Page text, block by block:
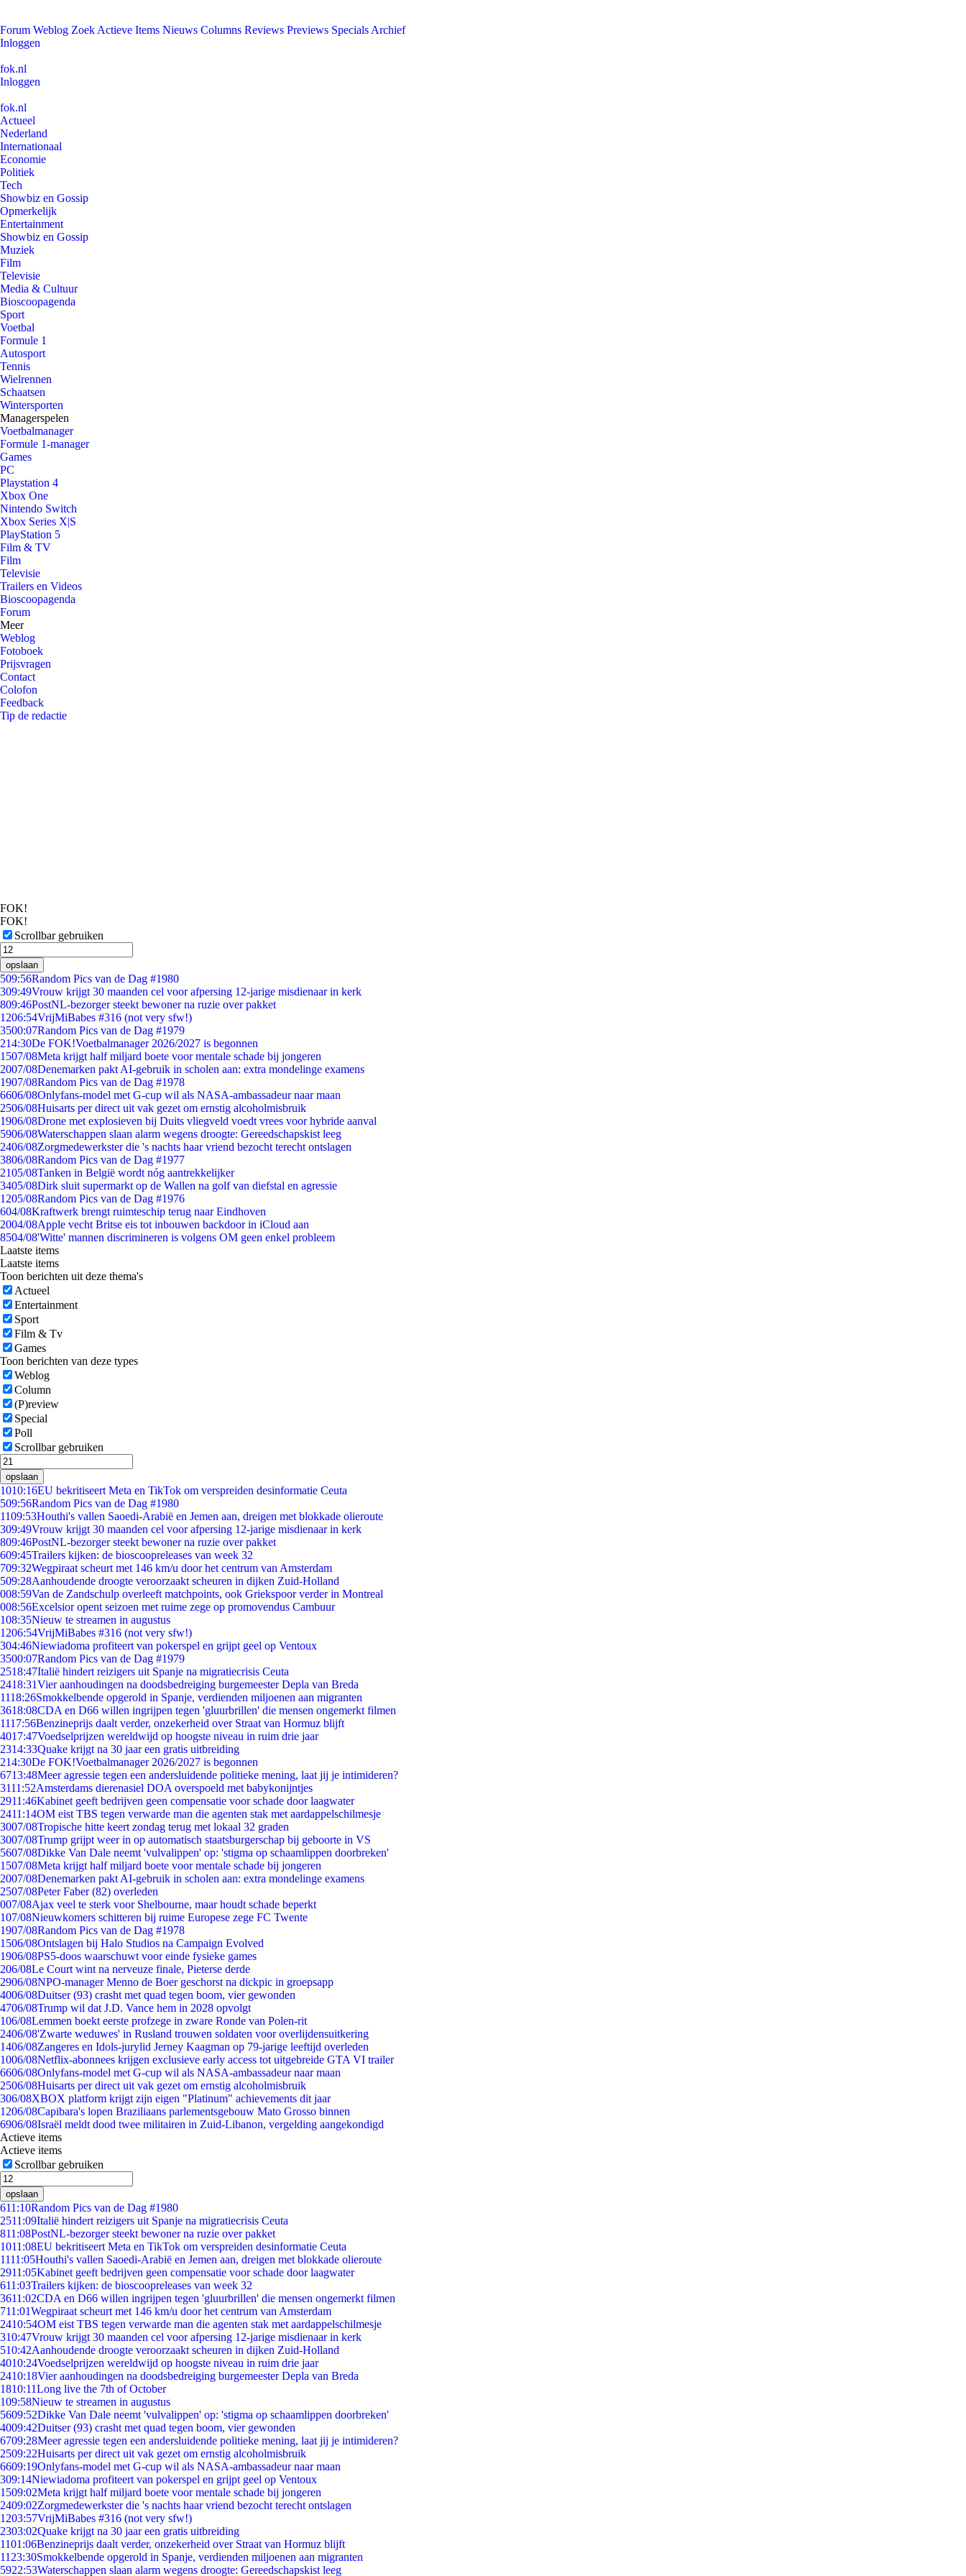
Forum Weblog Zoek Actieve Items Nieuws Columns Reviews Previews Specials Archief
Inloggen
fok.nl
Inloggen
fok.nl
Actueel
Nederland
Internationaal
Economie
Politiek
Tech
Showbiz en Gossip
Opmerkelijk
Entertainment
Showbiz en Gossip
Muziek
Film
Televisie
Media & Cultuur
Bioscoopagenda
Sport
Voetbal
Formule 1
Autosport
Tennis
Wielrennen
Schaatsen
Wintersporten
Managerspelen
Voetbalmanager
Formule 1-manager
Games
PC
Playstation 4
Xbox One
Nintendo Switch
Xbox Series X|S
PlayStation 5
Film & TV
Film
Televisie
Trailers en Videos
Bioscoopagenda
Forum
Meer
Weblog
Fotoboek
Prijsvragen
Contact
Colofon
Feedback
Tip de redactie
FOK!
FOK!
Scrollbar gebruiken
opslaan
509:56Random Pics van de Dag #1980
309:49Vrouw krijgt 30 maanden cel voor afpersing 12-jarige misdienaar in kerk
809:46PostNL-bezorger steekt bewoner na ruzie over pakket
1206:54VrijMiBabes #316 (not very sfw!)
3500:07Random Pics van de Dag #1979
214:30De FOK!Voetbalmanager 2026/2027 is begonnen
1507/08Meta krijgt half miljard boete voor mentale schade bij jongeren
2007/08Denemarken pakt AI-gebruik in scholen aan: extra mondelinge examens
1907/08Random Pics van de Dag #1978
6606/08Onlyfans-model met G-cup wil als NASA-ambassadeur naar maan
2506/08Huisarts per direct uit vak gezet om ernstig alcoholmisbruik
1906/08Drone met explosieven bij Duits vliegveld voedt vrees voor hybride aanval
5906/08Waterschappen slaan alarm wegens droogte: Gereedschapskist leeg
2406/08Zorgmedewerkster die 's nachts haar vriend bezocht terecht ontslagen
3806/08Random Pics van de Dag #1977
2105/08Tanken in België wordt nóg aantrekkelijker
3405/08Dirk sluit supermarkt op de Wallen na golf van diefstal en agressie
1205/08Random Pics van de Dag #1976
604/08Kraftwerk brengt ruimteschip terug naar Eindhoven
2004/08Apple vecht Britse eis tot inbouwen backdoor in iCloud aan
8504/08'Witte' mannen discrimineren is volgens OM geen enkel probleem
Laatste items
Laatste items
Toon berichten uit deze thema's
Actueel
Entertainment
Sport
Film & Tv
Games
Toon berichten van deze types
Weblog
Column
(P)review
Special
Poll
Scrollbar gebruiken
opslaan
1010:16EU bekritiseert Meta en TikTok om verspreiden desinformatie Ceuta
509:56Random Pics van de Dag #1980
1109:53Houthi's vallen Saoedi-Arabië en Jemen aan, dreigen met blokkade olieroute
309:49Vrouw krijgt 30 maanden cel voor afpersing 12-jarige misdienaar in kerk
809:46PostNL-bezorger steekt bewoner na ruzie over pakket
609:45Trailers kijken: de bioscoopreleases van week 32
709:32Wegpiraat scheurt met 146 km/u door het centrum van Amsterdam
509:28Aanhoudende droogte veroorzaakt scheuren in dijken Zuid-Holland
008:59Van de Zandschulp overleeft matchpoints, ook Griekspoor verder in Montreal
008:56Excelsior opent seizoen met ruime zege op promovendus Cambuur
108:35Nieuw te streamen in augustus
1206:54VrijMiBabes #316 (not very sfw!)
304:46Niewiadoma profiteert van pokerspel en grijpt geel op Ventoux
3500:07Random Pics van de Dag #1979
2518:47Italië hindert reizigers uit Spanje na migratiecrisis Ceuta
2418:31Vier aanhoudingen na doodsbedreiging burgemeester Depla van Breda
1118:26Smokkelbende opgerold in Spanje, verdienden miljoenen aan migranten
3618:08CDA en D66 willen ingrijpen tegen 'gluurbrillen' die mensen ongemerkt filmen
1117:56Benzineprijs daalt verder, onzekerheid over Straat van Hormuz blijft
4017:47Voedselprijzen wereldwijd op hoogste niveau in ruim drie jaar
2314:33Quake krijgt na 30 jaar een gratis uitbreiding
214:30De FOK!Voetbalmanager 2026/2027 is begonnen
6713:48Meer agressie tegen een andersluidende politieke mening, laat jij je intimideren?
3111:52Amsterdams dierenasiel DOA overspoeld met babykonijntjes
2911:46Kabinet geeft bedrijven geen compensatie voor schade door laagwater
2411:14OM eist TBS tegen verwarde man die agenten stak met aardappelschilmesje
3007/08Tropische hitte keert zondag terug met lokaal 32 graden
3007/08Trump grijpt weer in op automatisch staatsburgerschap bij geboorte in VS
5607/08Dikke Van Dale neemt 'vulvalippen' op: 'stigma op schaamlippen doorbreken'
1507/08Meta krijgt half miljard boete voor mentale schade bij jongeren
2007/08Denemarken pakt AI-gebruik in scholen aan: extra mondelinge examens
2507/08Peter Faber (82) overleden
007/08Ajax veel te sterk voor Shelbourne, maar houdt schade beperkt
107/08Nieuwkomers schitteren bij ruime Europese zege FC Twente
1907/08Random Pics van de Dag #1978
1506/08Ontslagen bij Halo Studios na Campaign Evolved
1906/08PS5-doos waarschuwt voor einde fysieke games
206/08Le Court wint na nerveuze finale, Pieterse derde
2906/08NPO-manager Menno de Boer geschorst na dickpic in groepsapp
4006/08Duitser (93) crasht met quad tegen boom, vier gewonden
4706/08Trump wil dat J.D. Vance hem in 2028 opvolgt
106/08Lemmen boekt eerste profzege in zware Ronde van Polen-rit
2406/08'Zwarte weduwes' in Rusland trouwen soldaten voor overlijdensuitkering
1406/08Zangeres en Idols-jurylid Jerney Kaagman op 79-jarige leeftijd overleden
1006/08Netflix-abonnees krijgen exclusieve early access tot uitgebreide GTA VI trailer
6606/08Onlyfans-model met G-cup wil als NASA-ambassadeur naar maan
2506/08Huisarts per direct uit vak gezet om ernstig alcoholmisbruik
306/08XBOX platform krijgt zijn eigen "Platinum" achievements dit jaar
1206/08Capibara's lopen Braziliaans parlementsgebouw Mato Grosso binnen
6906/08Israël meldt dood twee militairen in Zuid-Libanon, vergelding aangekondigd
Actieve items
Actieve items
Scrollbar gebruiken
opslaan
611:10Random Pics van de Dag #1980
2511:09Italië hindert reizigers uit Spanje na migratiecrisis Ceuta
811:08PostNL-bezorger steekt bewoner na ruzie over pakket
1011:08EU bekritiseert Meta en TikTok om verspreiden desinformatie Ceuta
1111:05Houthi's vallen Saoedi-Arabië en Jemen aan, dreigen met blokkade olieroute
2911:05Kabinet geeft bedrijven geen compensatie voor schade door laagwater
611:03Trailers kijken: de bioscoopreleases van week 32
3611:02CDA en D66 willen ingrijpen tegen 'gluurbrillen' die mensen ongemerkt filmen
711:01Wegpiraat scheurt met 146 km/u door het centrum van Amsterdam
2410:54OM eist TBS tegen verwarde man die agenten stak met aardappelschilmesje
310:47Vrouw krijgt 30 maanden cel voor afpersing 12-jarige misdienaar in kerk
510:42Aanhoudende droogte veroorzaakt scheuren in dijken Zuid-Holland
4010:24Voedselprijzen wereldwijd op hoogste niveau in ruim drie jaar
2410:18Vier aanhoudingen na doodsbedreiging burgemeester Depla van Breda
1810:11Long live the 7th of October
109:58Nieuw te streamen in augustus
5609:52Dikke Van Dale neemt 'vulvalippen' op: 'stigma op schaamlippen doorbreken'
4009:42Duitser (93) crasht met quad tegen boom, vier gewonden
6709:28Meer agressie tegen een andersluidende politieke mening, laat jij je intimideren?
2509:22Huisarts per direct uit vak gezet om ernstig alcoholmisbruik
6609:19Onlyfans-model met G-cup wil als NASA-ambassadeur naar maan
309:14Niewiadoma profiteert van pokerspel en grijpt geel op Ventoux
1509:02Meta krijgt half miljard boete voor mentale schade bij jongeren
2409:02Zorgmedewerkster die 's nachts haar vriend bezocht terecht ontslagen
1203:57VrijMiBabes #316 (not very sfw!)
2303:02Quake krijgt na 30 jaar een gratis uitbreiding
1101:06Benzineprijs daalt verder, onzekerheid over Straat van Hormuz blijft
11 23:30Smokkelbende opgerold in Spanje, verdienden miljoenen aan migranten
5922:53Waterschappen slaan alarm wegens droogte: Gereedschapskist leeg